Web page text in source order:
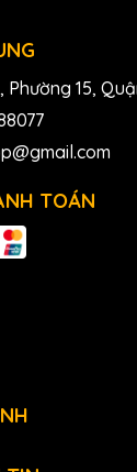
Phường 15,
TOÁN